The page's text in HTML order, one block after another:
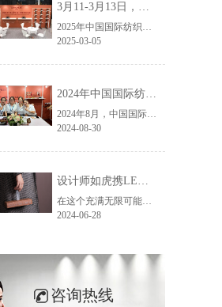
3月11-3月13日，华恩诚邀您共赴上海面辅料春夏展——华恩
2025年中国国际纺织面料及辅料（春夏）博览会即将盛大开启！感谢您对华恩品牌的关注！3.11-3.13，杭州华恩（LEMONLEE）诚邀您共赴这场春日的宴会！
2025-03-05
2024年中国国际纺织面料及辅料（秋冬）博览会完美收官！——华恩
2024年8月，中国国际纺织面料及辅料（秋冬）博览会完美收官！作为一家拥有30年历史的专业衣架制造商，我们非常荣幸能够参与这一盛会，并在此期间与众多客户进行了广泛而深入的交流。
2024-08-30
设计师如虎携LEMONLEE红雪松礼盒荣获第六届未来·已来香港新锐当代设计奖铜奖
在这个充满无限可能的2024年夏季，LEMONLEE品牌设计师如虎以其非凡的创意与对自然的深刻理解，精心打造的红雪松木球礼盒，在“2024未来·已来——第六届香港新锐当代设计奖”中摘得铜奖。这不仅是对设计师如虎原创设计能力的嘉奖，更是对LEMONLEE品牌的高度认可。
2024-06-28
咨询热线